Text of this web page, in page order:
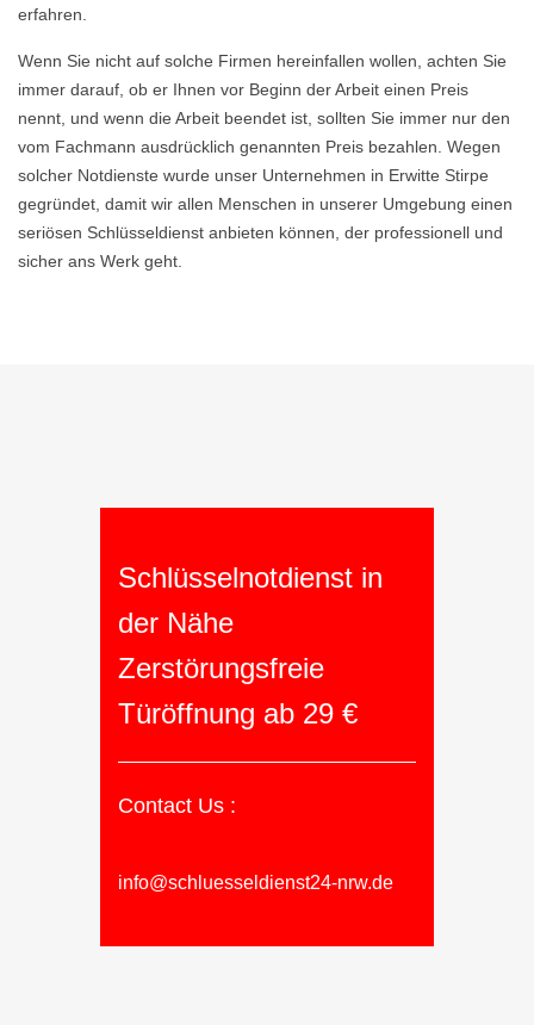
erfahren.
Wenn Sie nicht auf solche Firmen hereinfallen wollen, achten Sie
immer darauf, ob er Ihnen vor Beginn der Arbeit einen Preis
nennt, und wenn die Arbeit beendet ist, sollten Sie immer nur den
vom Fachmann ausdrücklich genannten Preis bezahlen. Wegen
solcher Notdienste wurde unser Unternehmen in Erwitte Stirpe
gegründet, damit wir allen Menschen in unserer Umgebung einen
seriösen Schlüsseldienst anbieten können, der professionell und
sicher ans Werk geht.
Schlüsselnotdienst in
der Nähe
Zerstörungsfreie
Türöffnung ab 29 €
Contact Us :
info@schluesseldienst24-nrw.de